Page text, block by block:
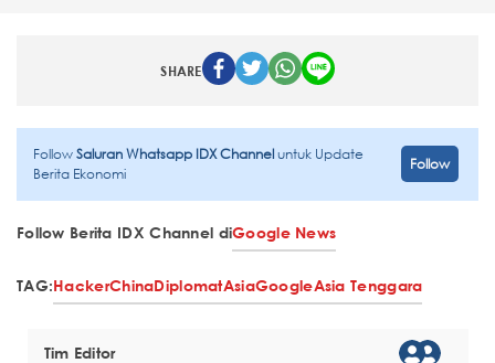
SHARE
FollowSaluran Whatsapp IDX Channeluntuk Update
Berita Ekonomi
Follow
Follow Berita IDX Channel diGoogle News
TAG:HackerChinaDiplomatAsiaGoogleAsia Tenggara
Tim Editor